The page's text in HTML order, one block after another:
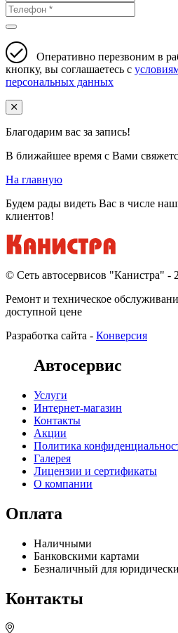
Оперативно перезвоним в
кнопку, вы соглашаетесь с
персональных данных
Благодарим вас за запись!
В ближайшее время с Вами
На главную
Будем рады видеть Вас в числе
клиентов!
© Cеть автосервисов "Канистра" -
Ремонт и техническое
доступной цене
Разработка сайта - Конверсия
Автосервис
Услуги
Интернет-магазин
Контакты
Акции
Политика
Галерея
Лицензии и сертификаты
О компании
Оплата
Наличными
Банковскими картами
Безналичный для
Контакты